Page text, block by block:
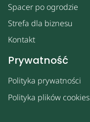
Spacer po ogrodzie
Strefa dla biznesu
Kontakt
Prywatność
Polityka prywatności
Polityka plików cookies